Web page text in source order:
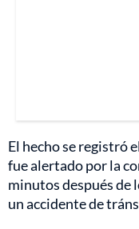
El hecho se registró
fue alertado por la
minutos después de
un accidente de